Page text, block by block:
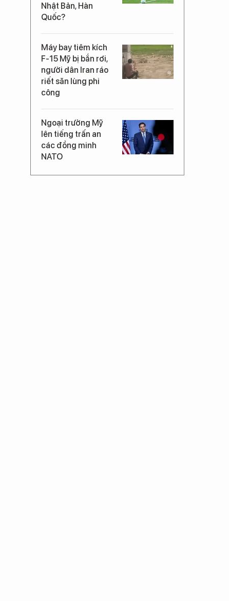
Nhật Bản, Hàn
Quốc?
Máy bay tiêm kích
F-15 Mỹ bị bắn rơi,
người dân Iran ráo
riết săn lùng phi
công
Ngoại trưởng Mỹ
lên tiếng trấn an
các đồng minh
NATO